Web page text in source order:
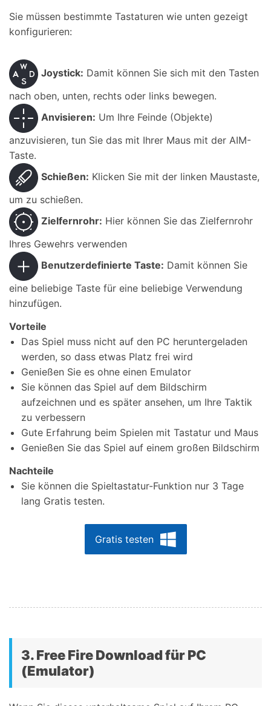
Sie müssen bestimmte Tastaturen wie unten gezeigt
konfigurieren:
Joystick: Damit können Sie sich mit den Tasten
nach oben, unten, rechts oder links bewegen.
Anvisieren: Um Ihre Feinde (Objekte)
anzuvisieren, tun Sie das mit Ihrer Maus mit der AIM-
Taste.
Schießen: Klicken Sie mit der linken Maustaste,
um zu schießen.
Zielfernrohr: Hier können Sie das Zielfernrohr
Ihres Gewehrs verwenden
Benutzerdefinierte Taste: Damit können Sie
eine beliebige Taste für eine beliebige Verwendung
hinzufügen.
Vorteile
Das Spiel muss nicht auf den PC heruntergeladen
werden, so dass etwas Platz frei wird
Genießen Sie es ohne einen Emulator
Sie können das Spiel auf dem Bildschirm
aufzeichnen und es später ansehen, um Ihre Taktik
zu verbessern
Gute Erfahrung beim Spielen mit Tastatur und Maus
Genießen Sie das Spiel auf einem großen Bildschirm
Nachteile
Sie können die Spieltastatur-Funktion nur 3 Tage
lang Gratis testen.
Gratis testen
3. Free Fire Download für PC
(Emulator)